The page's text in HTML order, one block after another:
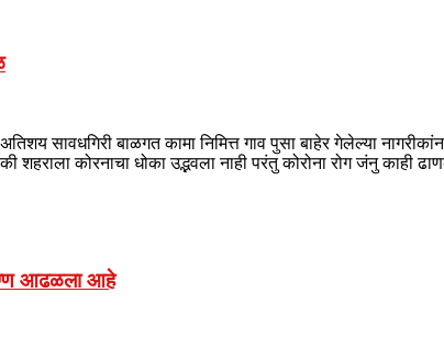
सावधगिरी बाळगत कामा निमित्त गाव पुसा बाहेर गेलेल्या
शहराला कोरनाचा धोका उद्भवला नाही परंतु कोरोना रोग जंनु काही
आढळला आहे